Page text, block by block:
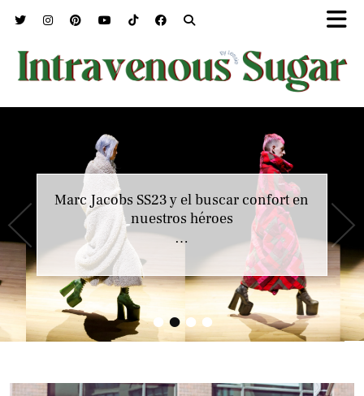
••••
Marc Jacobs SS23 y el buscar confort en
nuestros héroes
…
Jean Paul Gaultier y la carta de amor de
Haider Ackermann
…